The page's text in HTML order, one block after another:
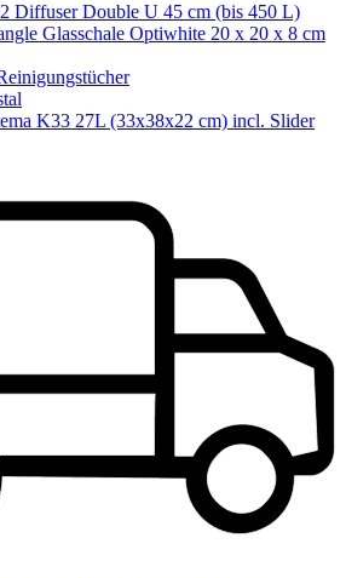
Diffuser Double U 45 cm (bis 450 L)
Glasschale Optiwhite 20 x 20 x 8 cm
K33 27L (33x38x22 cm) incl. Slider